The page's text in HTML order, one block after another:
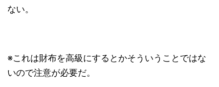
ない。
※これは財布を高級にするとかそういうことではな
いので注意が必要だ。